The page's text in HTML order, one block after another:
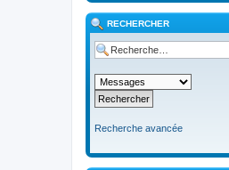
RECHERCHER
Recherche avancée